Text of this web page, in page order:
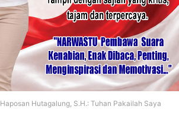
Haposan Hutagalung, S.H.: Tuhan Pakailah Saya